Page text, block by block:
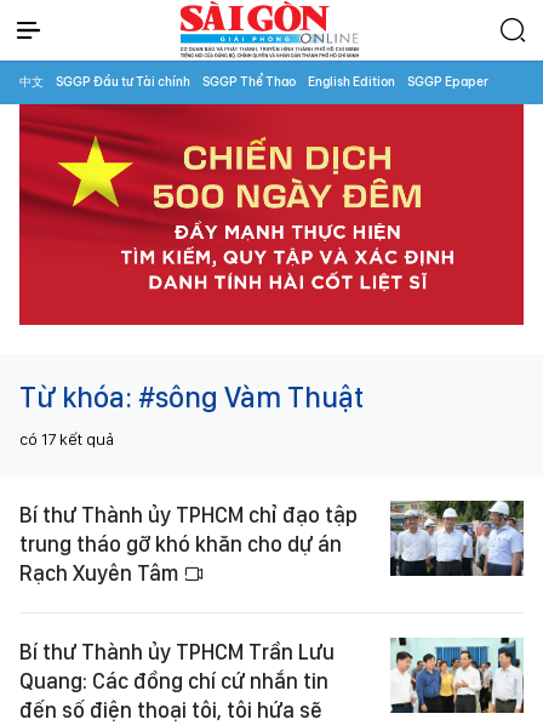
中文 SGGP Đầu tư Tài chính SGGP Thể Thao English Edition SGGP Epaper
Từ khóa: #sông Vàm Thuật
có 17 kết quả
Bí thư Thành ủy TPHCM chỉ đạo tập
trung tháo gỡ khó khăn cho dự án
Rạch Xuyên Tâm
Bí thư Thành ủy TPHCM Trần Lưu
Quang: Các đồng chí cứ nhắn tin
đến số điện thoại tôi, tôi hứa sẽ